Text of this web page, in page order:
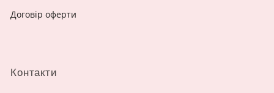
Контакти
Договір оферти